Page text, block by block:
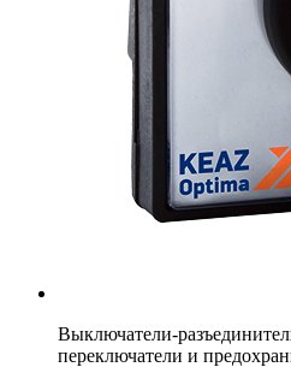
Выключатели-
переключатели и